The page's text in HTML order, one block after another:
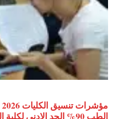
الطب 90% الحد الادني لكلية الهندسة